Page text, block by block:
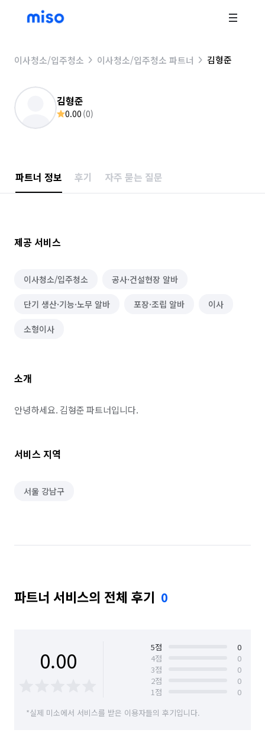
이사청소/입주청소 이사청소/입주청소 파트너 김형준
김형준
0.00 (0)
파트너 정보 후기 자주 묻는 질문
제공 서비스
이사청소/입주청소 공사·건설현장 알바
단기 생산·기능·노무 알바 포장·조립 알바 이사
소형이사
소개
안녕하세요. 김형준 파트너입니다.
서비스 지역
서울 강남구
파트너 서비스의 전체 후기 0
0.00 5점
0
4점
0
3점
0
2점
0
1점
0
*실제 미소에서 서비스를 받은 이용자들의 후기입니다.